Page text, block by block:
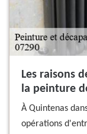
Les raisons
la peinture
À Quintenas
opérations